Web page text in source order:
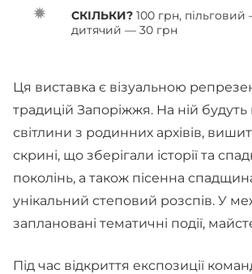
СКІЛЬКИ? 100 грн,
дитячий — 30 грн
Ця виставка є візуальною
традицій Запоріжжя. На ній будуть
світлини з родинних архівів,
скрині, що зберігали історії та
поколінь, а також пісенна
унікальний степовий розспів. У
заплановані тематичні події,
Під час відкриття експозиції